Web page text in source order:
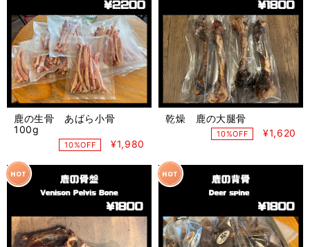
鹿の生骨 あばら小骨
100g
10%OFF ¥1,980
乾燥 鹿の大腿骨
10%OFF ¥1,620